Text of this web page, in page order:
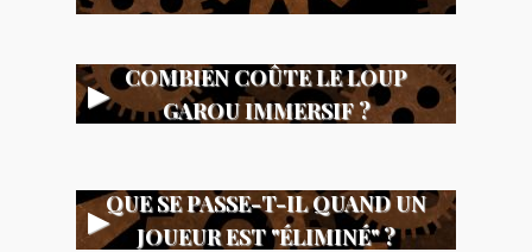
COMBIEN COÛTE LE LOUP
GAROU IMMERSIF ?
QUE SE PASSE-T-IL QUAND UN
JOUEUR EST "ÉLIMINÉ" ?